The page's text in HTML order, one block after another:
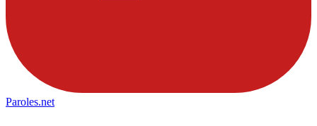
Paroles.net